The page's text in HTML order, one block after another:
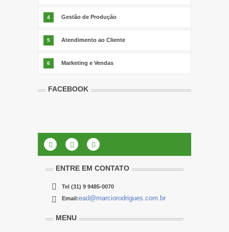
4 Gestão de Produção
5 Atendimento ao Cliente
6 Marketing e Vendas
FACEBOOK
ENTRE EM CONTATO
Tel (31) 9 9485-0070
Email:ead@marciorodrigues.com.br
MENU